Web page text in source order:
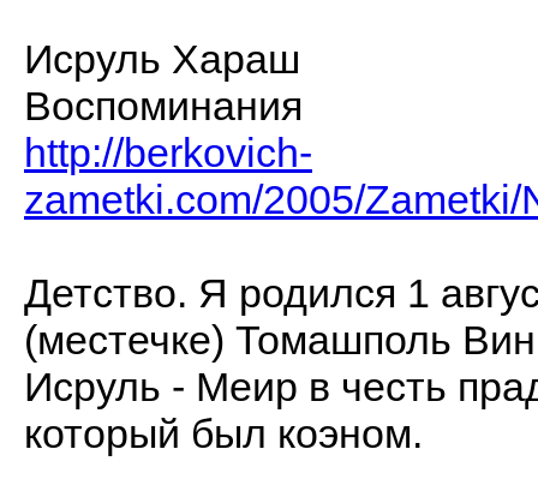
Исруль Хараш
Воспоминания
http://berkovich-
zametki.com/2005/
Детство. Я родился 1
(местечке) Томашполь
Исруль - Меир в честь
который был коэном.